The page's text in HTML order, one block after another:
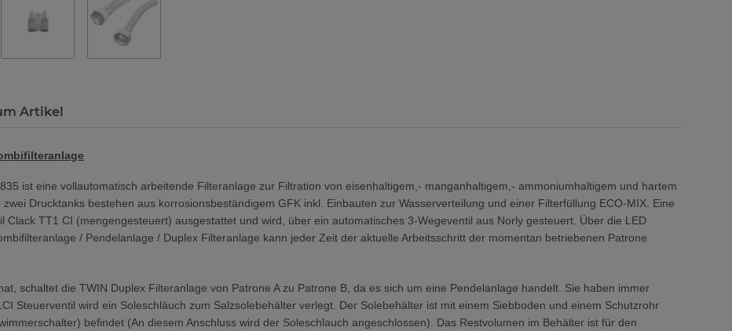
Artikel
ist eine vollautomatisch arbeitende Filteranlage zur Filtration von eisenhaltigem,- manganhaltigem,- ammoniumhaltigem und hartem
Drucktanks bestehen aus korrosionsbeständigem GFK inkl. Einbauten zur Wasserverteilung und einer Filterfüllung ECO-MIX. Eine
TT1 CI (mengengesteuert) ausgestattet und wird, über ein automatisches 3-Wegeventil aus Norly gesteuert. Über die LED
/ Pendelanlage / Duplex Filteranlage kann jeder Zeit der aktuelle Arbeitsschritt der momentan betriebenen Patrone
schaltet die TWIN Duplex Filteranlage von Patrone A zu Patrone B, da es sich um eine Pendelanlage handelt. Sie haben immer
Steuerventil wird ein Soleschläuch zum Salzsolebehälter verlegt. Der Solebehälter ist mit einem Siebboden und einem Schutzrohr
befindet (An diesem Anschluss wird der Soleschlauch angeschlossen). Das Restvolumen im Behälter ist für den